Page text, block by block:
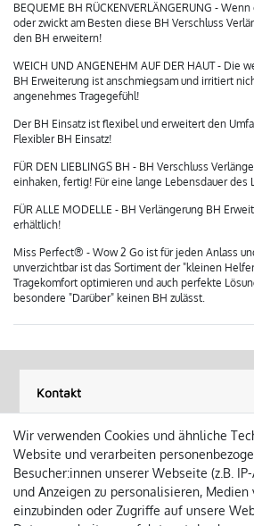
BEQUEME BH RÜCKENVERLÄNGERUNG -
oder zwickt am Besten diese BH Verschluss
den BH erweitern!
WEICH UND ANGENEHM AUF DER HAUT - Die
BH Erweiterung ist anschmiegsam und irritiert
angenehmes Tragegefühl!
Der BH Einsatz ist flexibel und erweitert den
Flexibler BH Einsatz!
FÜR DEN LIEBLINGS BH - BH Verschluss
einhaken, fertig! Für eine lange Lebensdauer des
FÜR ALLE MODELLE - BH Verlängerung BH
erhältlich!
Miss Perfect® - Wow 2 Go ist für jeden Anlass
unverzichtbar ist das Sortiment der "kleinen
Tragekomfort optimieren und auch perfekte
besondere "Darüber" keinen BH zulässt.
Kontakt
Öffnungszeiten
Informationen
Wir verwenden Cookies und ähnliche
Website und verarbeiten
Besucher:innen unserer Webseite (z.B.
und Anzeigen zu personalisieren,
einzubinden oder Zugriffe auf unsere